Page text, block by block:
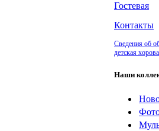
Гостевая
Контакты
Сведения об
детская
Наши